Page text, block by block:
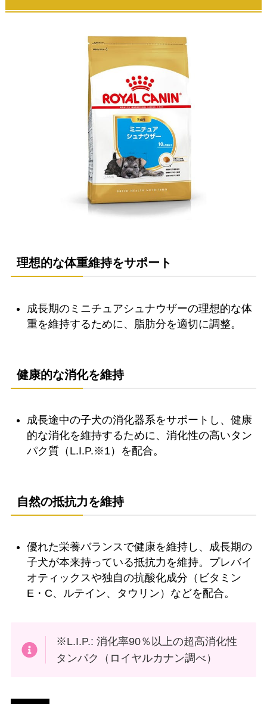
理想的な体重維持をサポート
成長期のミニチュアシュナウザーの理想的な体
重を維持するために、脂肪分を適切に調整。
健康的な消化を維持
成長途中の子犬の消化器系をサポートし、健康
的な消化を維持するために、消化性の高いタン
パク質（L.I.P.※1）を配合。
自然の抵抗力を維持
優れた栄養バランスで健康を維持し、成長期の
子犬が本来持っている抵抗力を維持。プレバイ
オティックスや独自の抗酸化成分（ビタミン
E・C、ルテイン、タウリン）などを配合。
※L.I.P.: 消化率90％以上の超高消化性
タンパク（ロイヤルカナン調べ）